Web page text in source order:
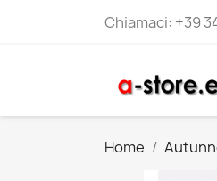
Chiamaci: +39
Home